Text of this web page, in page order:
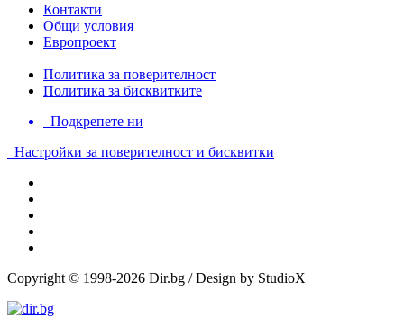
Контакти
Общи условия
Европроект
Политика за поверителност
Политика за бисквитките
Подкрепете ни
Настройки за поверителност и бисквитки
Copyright © 1998-2026 Dir.bg / Design by StudioX